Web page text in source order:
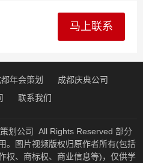
马上联系
年会策划
成都庆典公司
联系我们
划公司 All Rights Reserved 部分
。图片视频版权归原作者所有(包括
权、商标权、商业信息等)，仅供学